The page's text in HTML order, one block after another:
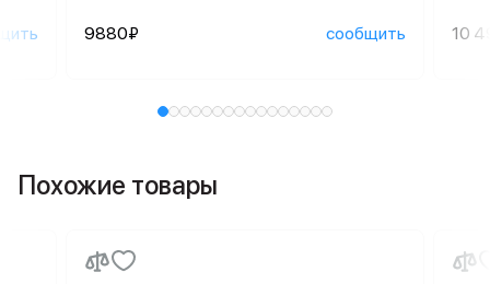
9880₽ сообщить 10
Похожие товары